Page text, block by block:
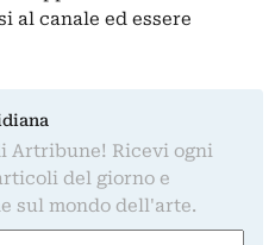
al canale ed essere
Artribune! Ricevi ogni
del giorno e
sul mondo dell'arte.